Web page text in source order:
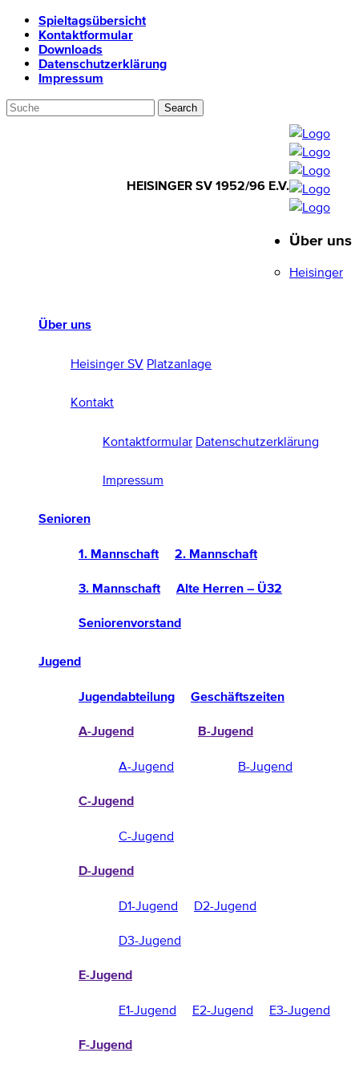
Spieltagsübersicht
Kontaktformular
Downloads
Datenschutzerklärung
Impressum
HEISINGER SV 1952/96 E.V.
1952/96 E.V.
Über uns
Heisinger SV Platzanlage
Kontakt
Kontaktformular Datenschutzerklärung
Impressum
Senioren
1. Mannschaft 2. Mannschaft
3. Mannschaft Alte Herren – Ü32
Seniorenvorstand
Jugend
Jugendabteilung Geschäftszeiten
A-Jugend
A-Jugend
B-Jugend
B-Jugend
C-Jugend
C-Jugend
D-Jugend
D1-Jugend
D2-Jugend
D3-Jugend
E-Jugend
E1-Jugend E2-Jugend E3-Jugend
F-Jugend
Über uns
Heisinger